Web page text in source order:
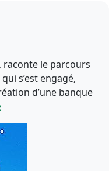
raconte le parcours
s’est engagé,
d’une banque